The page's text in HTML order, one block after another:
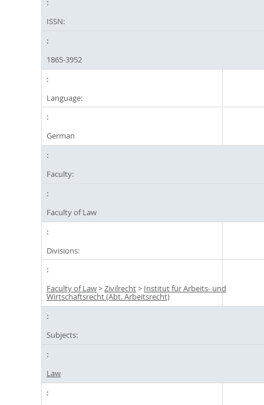
ISSN:
1865-3952
Language:
German
Faculty:
Faculty of Law
Divisions:
Faculty of Law>Zivilrecht> Institut für Arbeits- und
Wirtschaftsrecht (Abt. Arbeitsrecht)
Subjects:
Law